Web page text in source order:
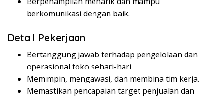
berkomunikasi dengan baik.
Detail Pekerjaan
Bertanggung jawab terhadap pengelolaan dan
operasional toko sehari-hari.
Memimpin, mengawasi, dan membina tim kerja.
Memastikan pencapaian target penjualan dan